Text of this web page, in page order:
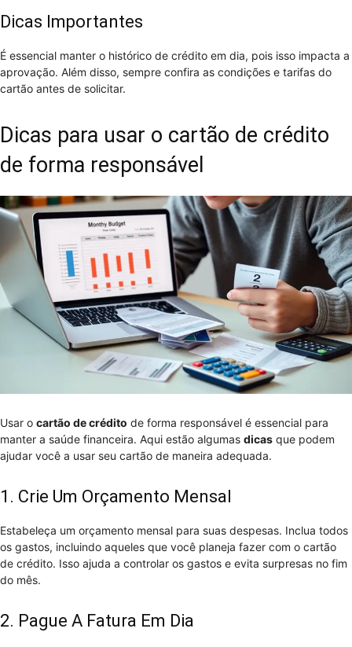
Dicas Importantes
É essencial manter o histórico de crédito em dia, pois isso impacta a
aprovação. Além disso, sempre confira as condições e tarifas do
cartão antes de solicitar.
Dicas para usar o cartão de crédito
de forma responsável
Usar o cartão de crédito de forma responsável é essencial para
manter a saúde financeira. Aqui estão algumas dicas que podem
ajudar você a usar seu cartão de maneira adequada.
1. Crie Um Orçamento Mensal
Estabeleça um orçamento mensal para suas despesas. Inclua todos
os gastos, incluindo aqueles que você planeja fazer com o cartão
de crédito. Isso ajuda a controlar os gastos e evita surpresas no fim
do mês.
2. Pague A Fatura Em Dia